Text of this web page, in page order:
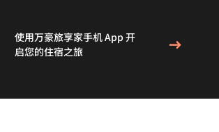
使用万豪旅享家手机 App 开
启您的住宿之旅